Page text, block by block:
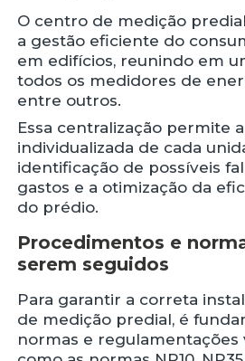
O centro de medição
a gestão eficiente do
em edifícios, reunindo em
todos os medidores de
entre outros.
Essa centralização permite
individualizada de cada
identificação de possíveis
gastos e a otimização da
do prédio.
Procedimentos e
serem seguidos
Para garantir a correta
de medição predial, é
normas e regulamentações